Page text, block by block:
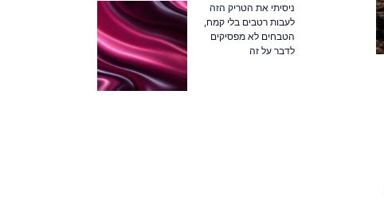
ניסיתי את הטריק הזה
לעבות רטבים בלי קמח,
הטבחים לא מפסיקים
לדבר על זה